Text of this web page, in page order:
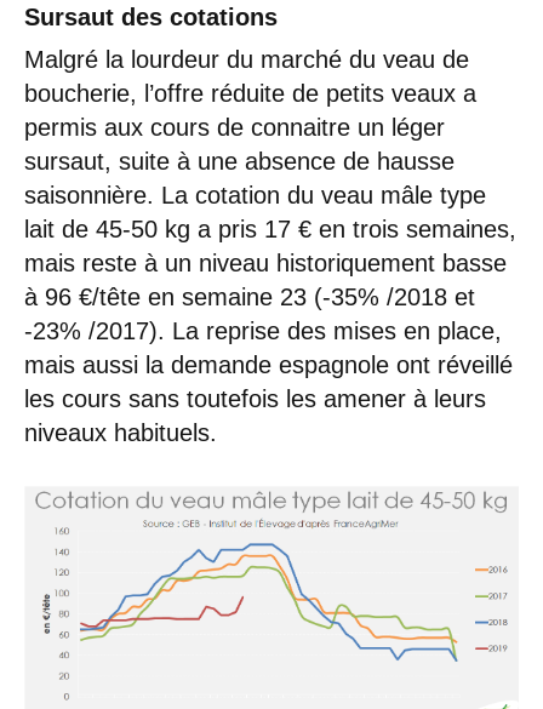
Sursaut des cotations
Malgré la lourdeur du marché du veau de
boucherie, l’offre réduite de petits veaux a
permis aux cours de connaitre un léger
sursaut, suite à une absence de hausse
saisonnière. La cotation du veau mâle type
lait de 45-50 kg a pris 17 € en trois semaines,
mais reste à un niveau historiquement basse
à 96 €/tête en semaine 23 (-35% /2018 et
-23% /2017). La reprise des mises en place,
mais aussi la demande espagnole ont réveillé
les cours sans toutefois les amener à leurs
niveaux habituels.